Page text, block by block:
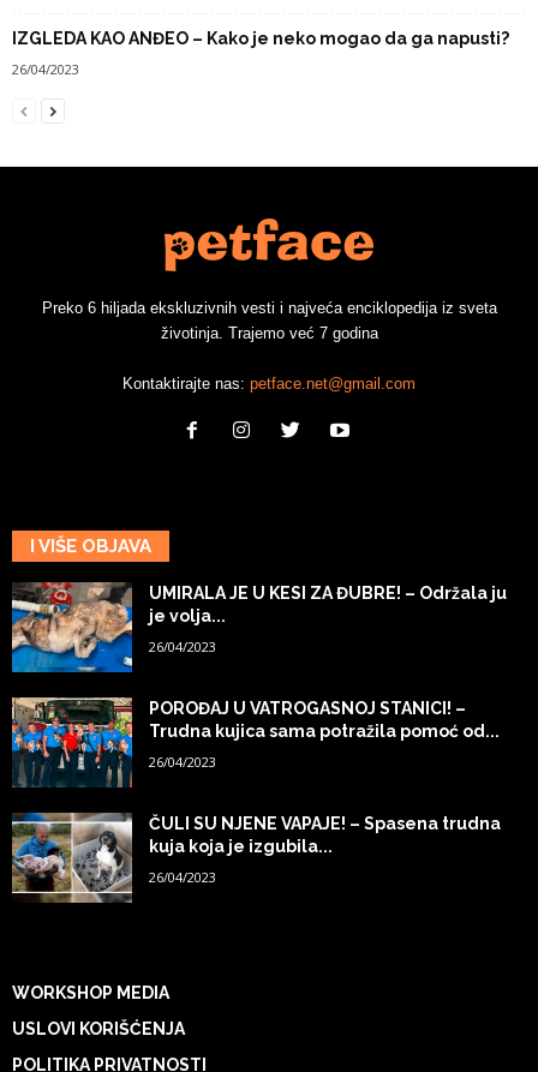
IZGLEDA KAO ANĐEO – Kako je neko mogao da ga napusti?
26/04/2023
Preko 6 hiljada ekskluzivnih vesti i najveća enciklopedija iz sveta
životinja. Trajemo već 7 godina
Kontaktirajte nas: petface.net@gmail.com
I VIŠE OBJAVA
UMIRALA JE U KESI ZA ĐUBRE! – Održala ju
je volja...
26/04/2023
POROĐAJ U VATROGASNOJ STANICI! –
Trudna kujica sama potražila pomoć od...
26/04/2023
ČULI SU NJENE VAPAJE! – Spasena trudna
kuja koja je izgubila...
26/04/2023
WORKSHOP MEDIA
USLOVI KORIŠĆENJA
POLITIKA PRIVATNOSTI